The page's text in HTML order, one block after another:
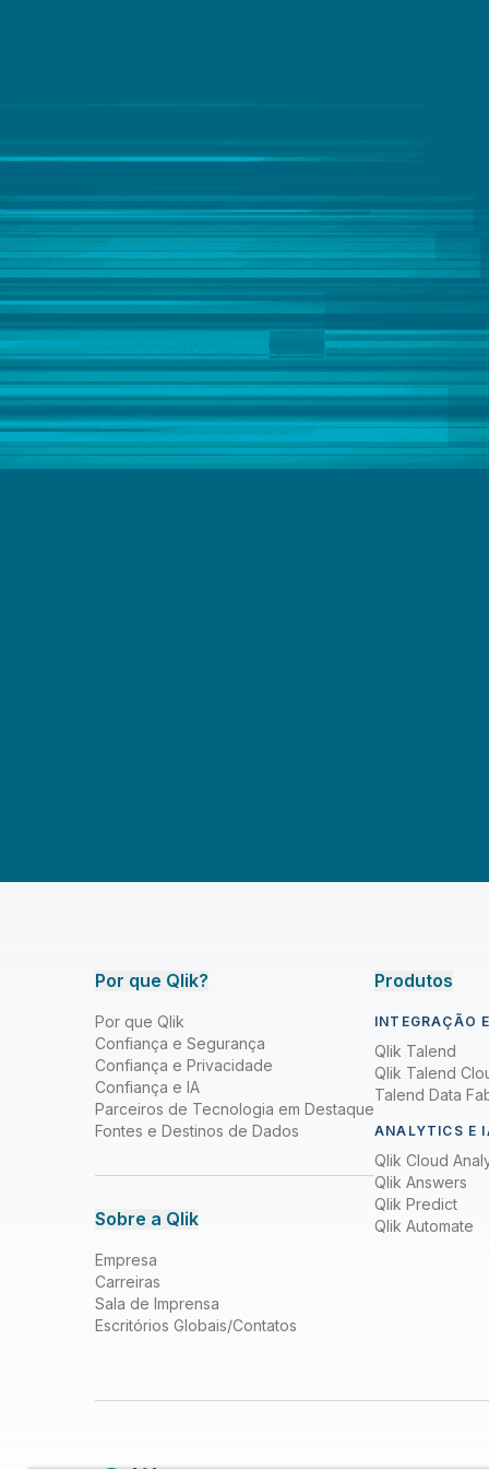
Por que Qlik?
Por que Qlik
Confiança e Segurança
Confiança e Privacidade
Confiança e IA
Parceiros de Tecnologia em Destaque
Fontes e Destinos de Dados
Sobre a Qlik
Empresa
Carreiras
Sala de Imprensa
Escritórios Globais/Contatos
Produtos
INTEGRAÇÃO
Qlik Talend
Qlik Talend
Talend Data
ANALYTICS E
Qlik Cloud
Qlik Answers
Qlik Predict
Qlik Automate